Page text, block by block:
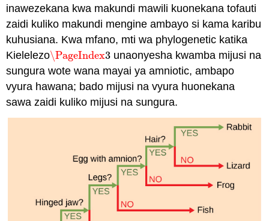
inawezekana kwa makundi mawili kuonekana tofauti
zaidi kuliko makundi mengine ambayo si kama karibu
kuhusiana. Kwa mfano, mti wa phylogenetic katika
Kielelezo\PageIndex3
\PageIndex3 unaonyesha kwamba mijusi na
sungura wote wana mayai ya amniotic, ambapo
vyura hawana; bado mijusi na vyura huonekana
sawa zaidi kuliko mijusi na sungura.